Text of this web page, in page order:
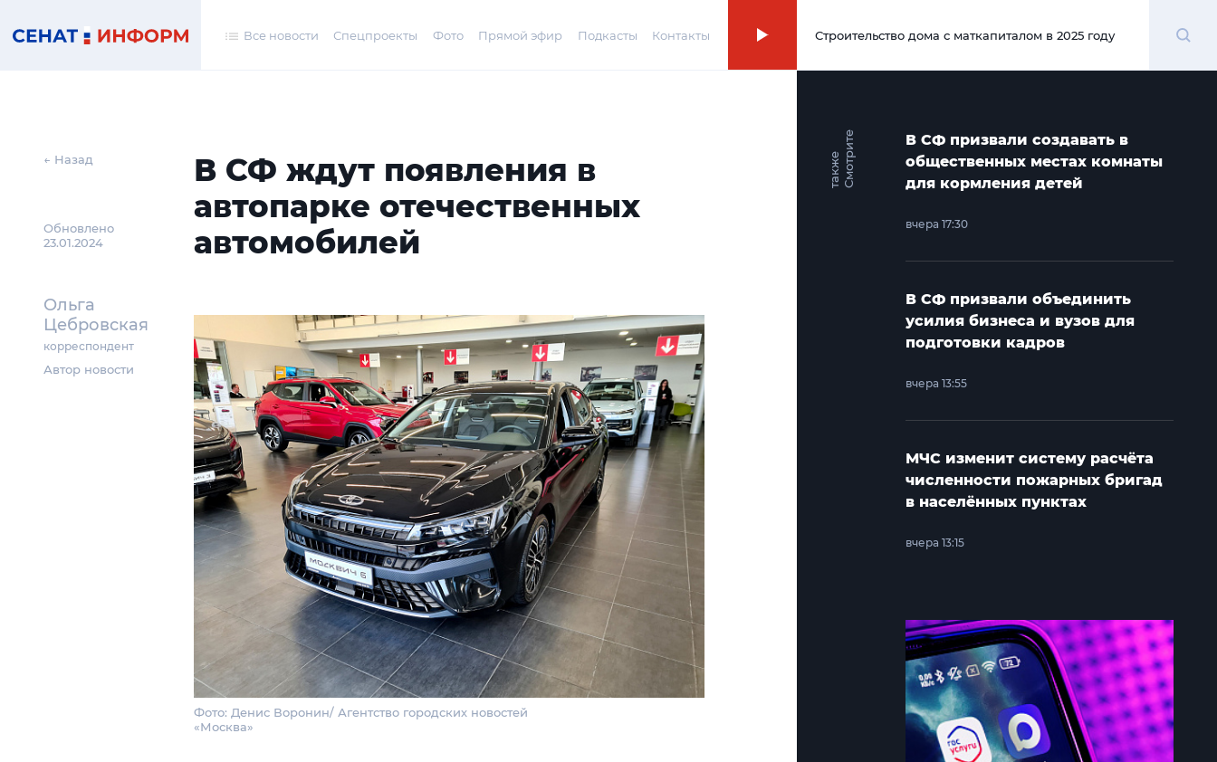
Все новости Спецпроекты Фото Прямой эфир Подкасты Контакты 00:00
Строительство дома с маткапиталом в 2025 году
← Назад
Обновлено
23.01.2024
Ольга
Цебровская
корреспондент
Автор новости
В СФ ждут появления в
автопарке отечественных
автомобилей
Фото: Денис Воронин/ Агентство городских новостей
«Москва»
С
м
о
т
р и
т
е
т
а
к
ж
е
В СФ призвали создавать в
общественных местах комнаты
для кормления детей
вчера 17:30
В СФ призвали объединить
усилия бизнеса и вузов для
подготовки кадров
вчера 13:55
МЧС изменит систему расчёта
численности пожарных бригад
в населённых пунктах
вчера 13:15